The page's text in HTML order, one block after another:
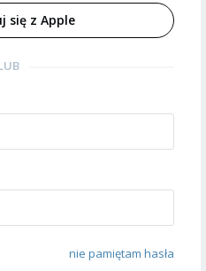
się z Apple
nie pamiętam hasła